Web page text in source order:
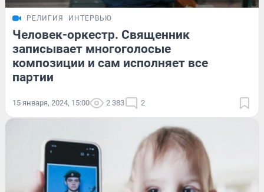
РЕЛИГИЯ ИНТЕРВЬЮ
Человек-оркестр. Священник
записывает многоголосые
композиции и сам исполняет все
партии
15 января, 2024, 15:00 2 383 2